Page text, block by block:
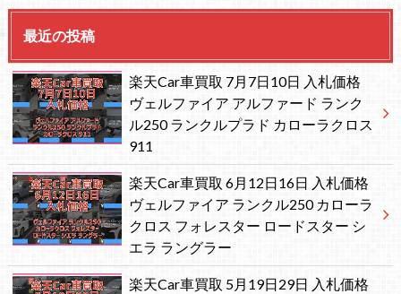
最近の投稿
楽天Car車買取 7月7日10日 入札価格
ヴェルファイア アルファード ランク
ル250 ランクルプラド カローラクロス
911
楽天Car車買取 6月12日16日 入札価格
ヴェルファイア ランクル250 カローラ
クロス フォレスター ロードスター シ
エラ ラングラー
楽天Car車買取 5月19日29日 入札価格